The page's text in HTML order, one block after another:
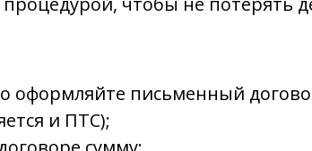
оформляйте письменный
и ПТС);